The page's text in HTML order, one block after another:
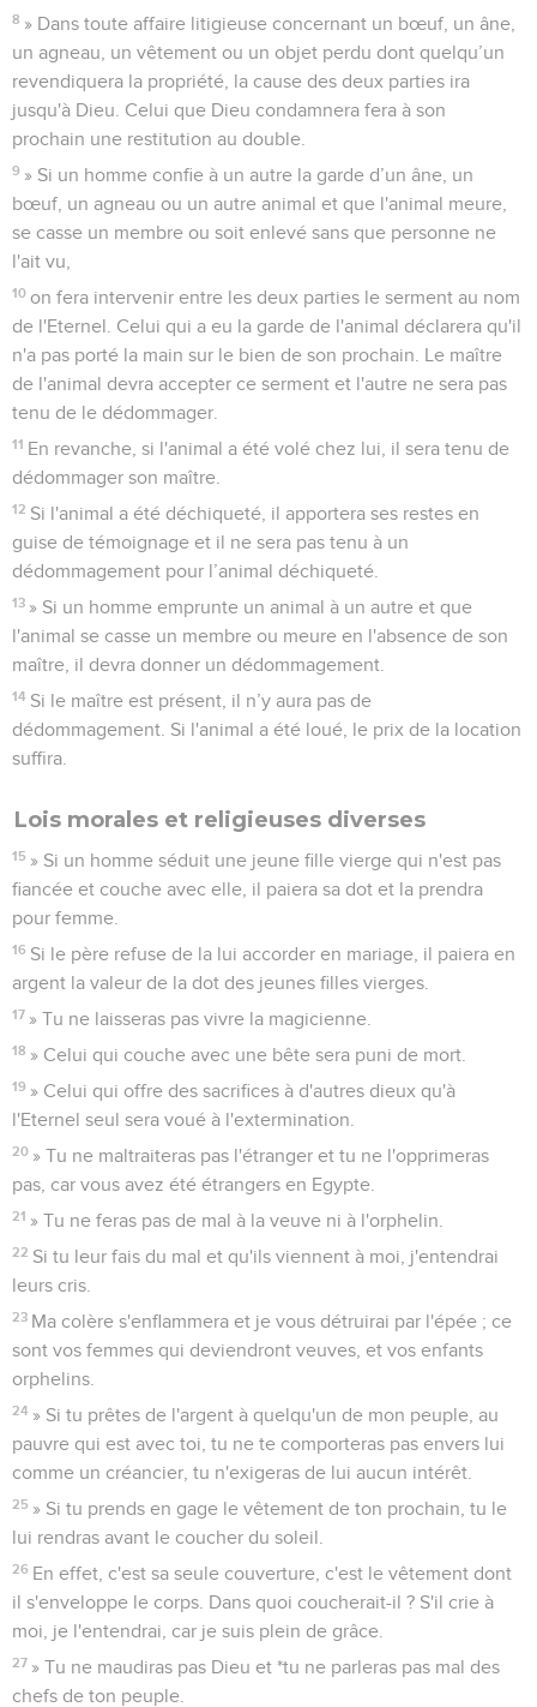
8 » Dans toute affaire litigieuse concernant un bœuf, un âne,
un agneau, un vêtement ou un objet perdu dont quelqu’un
revendiquera la propriété, la cause des deux parties ira
jusqu'à Dieu. Celui que Dieu condamnera fera à son
prochain une restitution au double.
9 » Si un homme confie à un autre la garde d’un âne, un
bœuf, un agneau ou un autre animal et que l'animal meure,
se casse un membre ou soit enlevé sans que personne ne
l'ait vu,
10 on fera intervenir entre les deux parties le serment au nom
de l'Eternel. Celui qui a eu la garde de l'animal déclarera qu'il
n'a pas porté la main sur le bien de son prochain. Le maître
de l'animal devra accepter ce serment et l'autre ne sera pas
tenu de le dédommager.
11 En revanche, si l'animal a été volé chez lui, il sera tenu de
dédommager son maître.
12 Si l'animal a été déchiqueté, il apportera ses restes en
guise de témoignage et il ne sera pas tenu à un
dédommagement pour l’animal déchiqueté.
13 » Si un homme emprunte un animal à un autre et que
l'animal se casse un membre ou meure en l'absence de son
maître, il devra donner un dédommagement.
14 Si le maître est présent, il n’y aura pas de
dédommagement. Si l'animal a été loué, le prix de la location
suffira.
Lois morales et religieuses diverses
15 » Si un homme séduit une jeune fille vierge qui n'est pas
fiancée et couche avec elle, il paiera sa dot et la prendra
pour femme.
16 Si le père refuse de la lui accorder en mariage, il paiera en
argent la valeur de la dot des jeunes filles vierges.
17 » Tu ne laisseras pas vivre la magicienne.
18 » Celui qui couche avec une bête sera puni de mort.
19 » Celui qui offre des sacrifices à d'autres dieux qu'à
l'Eternel seul sera voué à l'extermination.
20 » Tu ne maltraiteras pas l'étranger et tu ne l'opprimeras
pas, car vous avez été étrangers en Egypte.
21 » Tu ne feras pas de mal à la veuve ni à l'orphelin.
22 Si tu leur fais du mal et qu'ils viennent à moi, j'entendrai
leurs cris.
23 Ma colère s'enflammera et je vous détruirai par l'épée ; ce
sont vos femmes qui deviendront veuves, et vos enfants
orphelins.
24 » Si tu prêtes de l'argent à quelqu'un de mon peuple, au
pauvre qui est avec toi, tu ne te comporteras pas envers lui
comme un créancier, tu n'exigeras de lui aucun intérêt.
25 » Si tu prends en gage le vêtement de ton prochain, tu le
lui rendras avant le coucher du soleil.
26 En effet, c'est sa seule couverture, c'est le vêtement dont
il s'enveloppe le corps. Dans quoi coucherait-il ? S'il crie à
moi, je l'entendrai, car je suis plein de grâce.
27 » Tu ne maudiras pas Dieu et *tu ne parleras pas mal des
chefs de ton peuple.